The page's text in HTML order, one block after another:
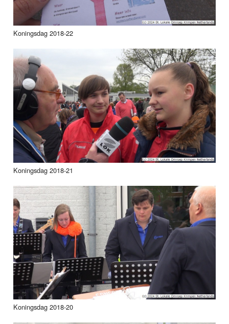
Koningsdag 2018-22
Koningsdag 2018-21
Koningsdag 2018-20